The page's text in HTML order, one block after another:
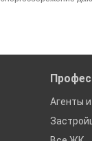
Агенты